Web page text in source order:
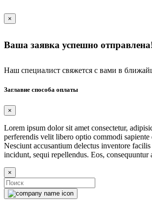
×
Ваша заявка успешно
Наш специалист свяжется с вами в
Заглавие способа оплаты
×
Lorem ipsum dolor sit amet consectetur,
perferendis velit libero optio commodi sapiente
Nesciunt accusantium delectus inventore
incidunt, sequi repellendus. Eos, consequuntur
×